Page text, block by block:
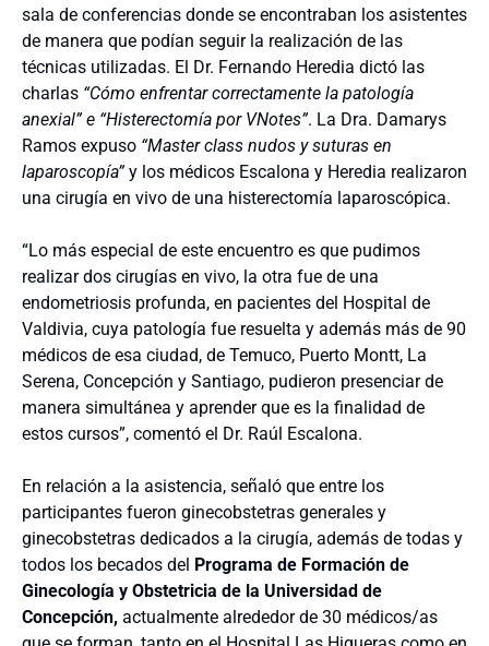
sala de conferencias donde se encontraban los asistentes
de manera que podían seguir la realización de las
técnicas utilizadas. El Dr. Fernando Heredia dictó las
charlas “Cómo enfrentar correctamente la patología
anexial” e “Histerectomía por VNotes”. La Dra. Damarys
Ramos expuso “Master class nudos y suturas en
laparoscopía”y los médicos Escalona y Heredia realizaron
una cirugía en vivo de una histerectomía laparoscópica.
“Lo más especial de este encuentro es que pudimos
realizar dos cirugías en vivo, la otra fue de una
endometriosis profunda, en pacientes del Hospital de
Valdivia, cuya patología fue resuelta y además más de 90
médicos de esa ciudad, de Temuco, Puerto Montt, La
Serena, Concepción y Santiago, pudieron presenciar de
manera simultánea y aprender que es la finalidad de
estos cursos”, comentó el Dr. Raúl Escalona.
En relación a la asistencia, señaló que entre los
participantes fueron ginecobstetras generales y
ginecobstetras dedicados a la cirugía, además de todas y
todos los becados del Programa de Formación de
Ginecología y Obstetricia de la Universidad de
Concepción, actualmente alrededor de 30 médicos/as